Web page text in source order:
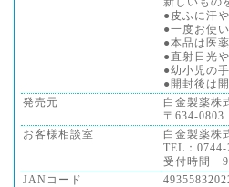
●皮ふに汗
●一度お使
●本品は医
●直射日光
●幼小児の
●開封後は
発売元
白金製薬株
〒634-
お客様相談室
白金製薬株
TEL：0744-
受付時間 9
JANコード